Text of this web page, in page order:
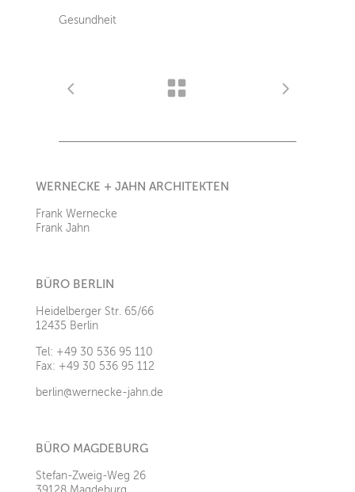
Gesundheit
WERNECKE + JAHN ARCHITEKTEN
Frank Wernecke
Frank Jahn
BÜRO BERLIN
Heidelberger Str. 65/66
12435 Berlin
Tel: +49 30 536 95 110
Fax: +49 30 536 95 112
berlin@wernecke-jahn.de
BÜRO MAGDEBURG
Stefan-Zweig-Weg 26